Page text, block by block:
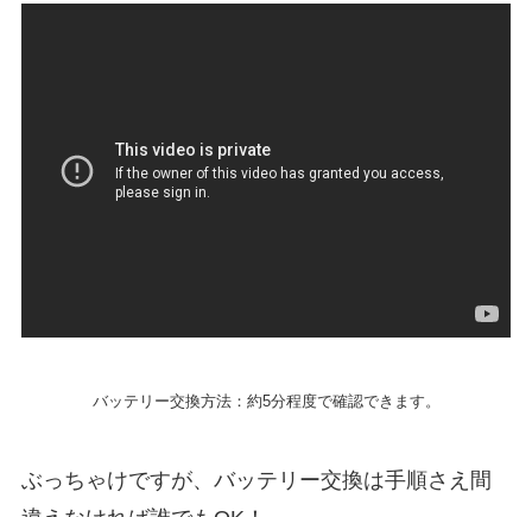
バッテリー交換方法：約5分程度で確認できます。
ぶっちゃけですが、バッテリー交換は手順さえ間